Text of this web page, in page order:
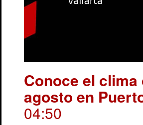
Conoce el clima
agosto en
04:50